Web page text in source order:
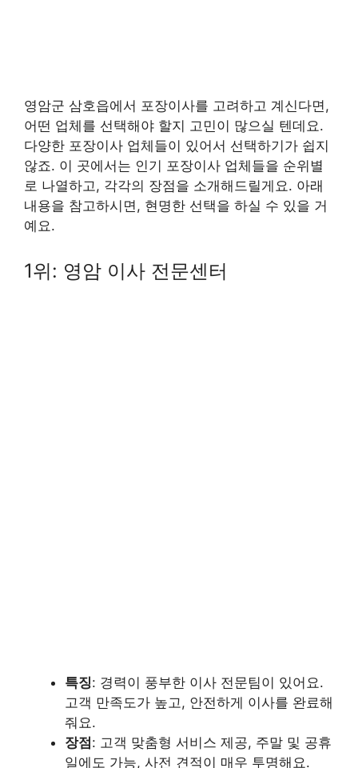
영암군 삼호읍에서 포장이사를 고려하고 계신다면,
어떤 업체를 선택해야 할지 고민이 많으실 텐데요.
다양한 포장이사 업체들이 있어서 선택하기가 쉽지
않죠. 이 곳에서는 인기 포장이사 업체들을 순위별
로 나열하고, 각각의 장점을 소개해드릴게요. 아래
내용을 참고하시면, 현명한 선택을 하실 수 있을 거
예요.
1위: 영암 이사 전문센터
특징: 경력이 풍부한 이사 전문팀이 있어요.
고객 만족도가 높고, 안전하게 이사를 완료해
줘요.
장점: 고객 맞춤형 서비스 제공, 주말 및 공휴
일에도 가능, 사전 견적이 매우 투명해요.